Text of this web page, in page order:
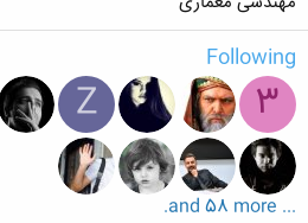
Following
3
Z
... and 58 more.